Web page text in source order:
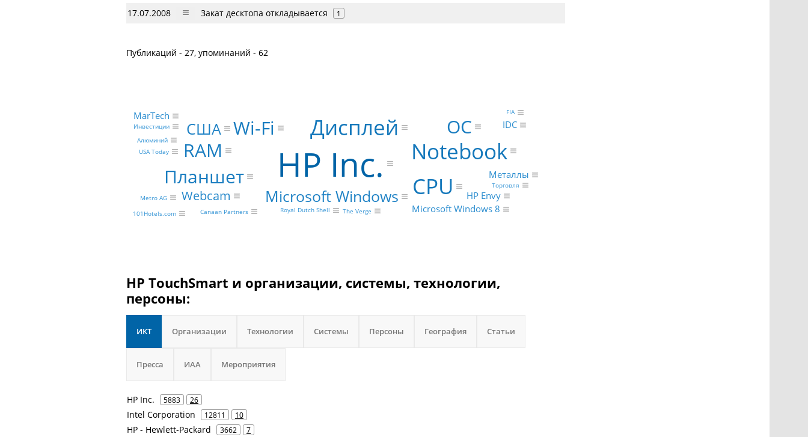
17.07.2008 Закат десктопа откладывается 1
Публикаций - 27, упоминаний - 62
HP Inc. CPU
Notebook
Дисплей
Wi-Fi
ОС
RAM
Планшет
США
Microsoft Windows
Webcam
HP Envy
Microsoft Windows 8
Металлы
IDC
MarTech
Инвестиции
Алюминий
Торговля
USA Today
101Hotels.com Canaan Partners Royal Dutch Shell
Metro AG
The Verge
FIA
HP TouchSmart и организации, системы, технологии,
персоны:
ИКТ Организации Технологии Системы Персоны География Статьи
Пресса ИАА Мероприятия
HP Inc. 5883 26
Intel Corporation 12811 10
HP - Hewlett-Packard 3662 7